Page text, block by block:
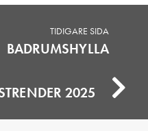
TIDIGARE SIDA
BADRUMSHYLLA
2025